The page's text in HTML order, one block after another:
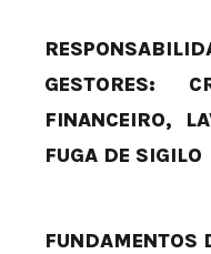
GESTORES:
FINANCEIRO,
FUGA DE SIGILO
FUNDAMENTOS